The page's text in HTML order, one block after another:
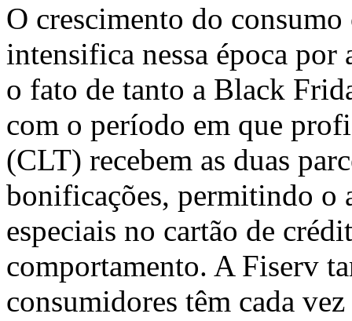
O crescimento do
intensifica nessa época
o fato de tanto a Black
com o período em que
(CLT) recebem as duas
bonificações, permitindo o
especiais no cartão de
comportamento. A Fiserv
consumidores têm cada